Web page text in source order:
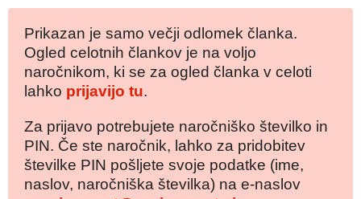
Prikazan je samo večji odlomek članka.
Ogled celotnih člankov je na voljo
naročnikom, ki se za ogled članka v celoti
lahko prijavijo tu.
Za prijavo potrebujete naročniško številko in
PIN. Če ste naročnik, lahko za pridobitev
številke PIN pošljete svoje podatke (ime,
naslov, naročniška številka) na e-naslov